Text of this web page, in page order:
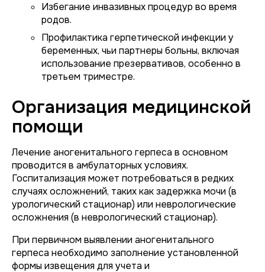
Избегание инвазивных процедур во время
родов.
Профилактика герпетической инфекции у
беременных, чьи партнеры больны, включая
использование презервативов, особенно в
третьем триместре.
Организация медицинской
помощи
Лечение аногенитального герпеса в основном
проводится в амбулаторных условиях.
Госпитализация может потребоваться в редких
случаях осложнений, таких как задержка мочи (в
урологический стационар) или неврологические
осложнения (в неврологический стационар).
При первичном выявлении аногенитального
герпеса необходимо заполнение установленной
формы извещения для учета и